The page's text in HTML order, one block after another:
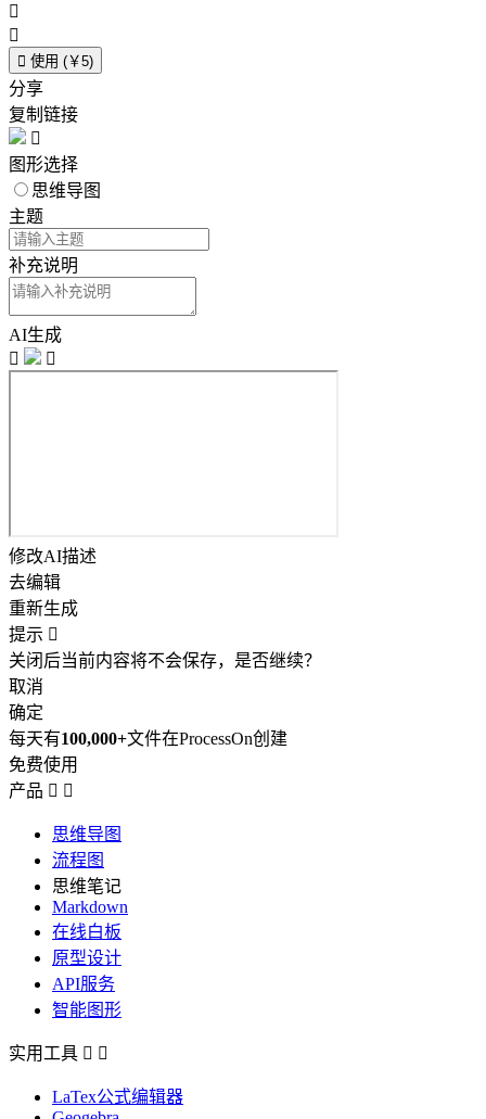


 使用 (￥5)
分享
复制链接

图形选择
思维导图
主题
补充说明
AI生成


修改AI描述
去编辑
重新生成
提示 
关闭后当前内容将不会保存，是否继续？
取消
确定
每天有100,000+文件在ProcessOn创建
免费使用
产品  
思维导图
流程图
思维笔记
Markdown
在线白板
原型设计
API服务
智能图形
实用工具  
LaTex公式编辑器